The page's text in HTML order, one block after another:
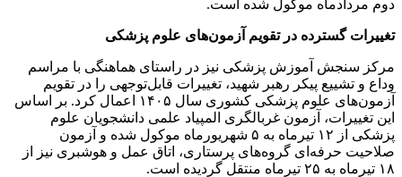
دوم مردادماه موکول شده است.
تغییرات گسترده در تقویم آزمون‌های علوم پزشکی
مرکز سنجش آموزش پزشکی نیز در راستای هماهنگی با مراسم
وداع و تشییع پیکر رهبر شهید، تغییرات قابل‌توجهی را در تقویم
آزمون‌های علوم پزشکی کشوری سال ۱۴۰۵ اعمال کرد. بر اساس
این تغییرات، آزمون غربالگری المپیاد علمی دانشجویان علوم
پزشکی از ۱۲ تیرماه به ۵ شهریورماه موکول شده و آزمون
صلاحیت حرفه‌ای گروه‌های پرستاری، اتاق عمل و هوشبری نیز از
۱۸ تیرماه به ۲۵ تیرماه منتقل گردیده است.